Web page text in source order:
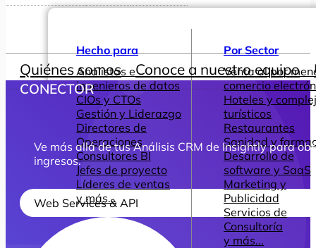
Hecho para
Analistas e
ingenieros de datos
CIOs y CTOs
Gestión y Liderazgo
Directores de
Operaciones
Consultores BI
Jefes de proyecto
Líderes de ventas
y más...
Por Sector
Venta al por
comercio
Hoteles y
turísticos
Restaurantes
Sanidad y
Desarrollo de
software y SaaS
Marketing y
Publicidad
Servicios de
Consultoría
y más...
Quiénes somos Conoce a nuestro equipo
CONECTOR
Ve más allá de tus Análisis CRM de Insightly para
ingresos.
Web Services & API